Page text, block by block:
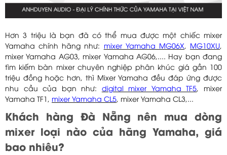
Hơn 3 triệu là bạn đã có thể mua được một chiếc mixer
Yamaha chính hãng như:
mixer Yamaha MG06X, MG10XU,
mixer Yamaha AG03, mixer Yamaha AG06,.... Hay bạn đang
tìm kiếm bàn mixer chuyên nghiệp phân khúc giá gần 100
triệu đồng hoặc hơn, thì Mixer Yamaha đều đáp ứng được
nhu cầu của bạn như: digital mixer Yamaha TF5, mixer
Yamaha TF1, mixer Yamaha CL5, mixer Yamaha CL3,...
Khách hàng Đà Nẵng nên mua dòng
mixer loại nào của hãng Yamaha, giá
bao nhiêu?